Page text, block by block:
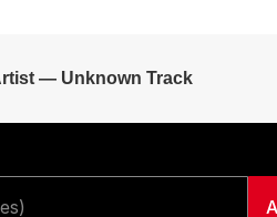
— Unknown Track